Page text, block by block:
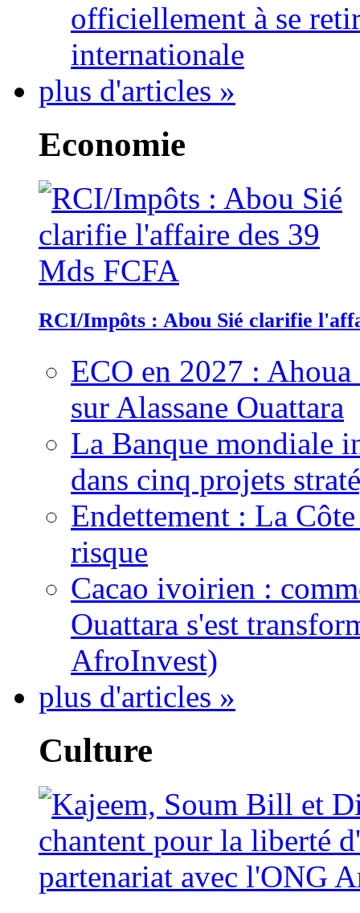
officiellement à se
internationale
plus d'articles »
Economie
RCI/Impôts : Abou Sié clarifie
ECO en 2027 :
sur Alassane Ouattara
La Banque mondiale
dans cinq projets
Endettement : La
risque
Cacao ivoirien :
Ouattara s'est
AfroInvest)
plus d'articles »
Culture